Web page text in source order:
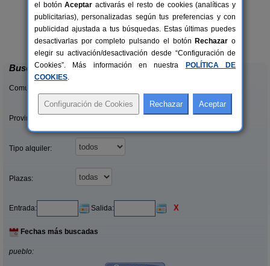
19+2 pers.
desde12 €
CRT El Convento
El Bodón (Salamanca)
Buscar
Comunidades:
Provincias/Islas:
Tipo alquiler:
Plazas:
Entrada: Salida: X
Fechas más buscadas
pueblo:
el botónAceptar activarás el resto de cookies (analíticas y
publicitarias), personalizadas según tus preferencias y con
publicidad ajustada a tus búsquedas. Estas últimas puedes
desactivarlas por completo pulsando el botón Rechazar o
elegir su activación/desactivación desde “Configuración de
Cookies”. Más información en nuestra
POLÍTICA DE
COOKIES.